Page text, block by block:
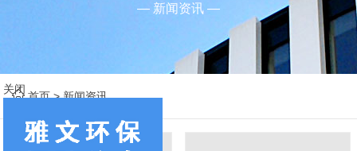
— 新闻资讯 —
首页>新闻资讯
关闭